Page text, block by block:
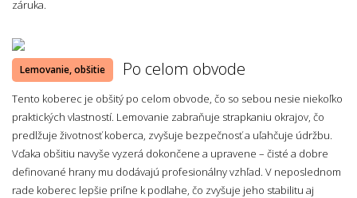
záruka.
Lemovanie, obšitie Po celom obvode
Tento koberec je obšitý po celom obvode, čo so sebou nesie niekoľko
praktických vlastností. Lemovanie zabraňuje strapkaniu okrajov, čo
predlžuje životnosť koberca, zvyšuje bezpečnosť a uľahčuje údržbu.
Vďaka obšitiu navyše vyzerá dokončene a upravene – čisté a dobre
definované hrany mu dodávajú profesionálny vzhľad. V neposlednom
rade koberec lepšie priľne k podlahe, čo zvyšuje jeho stabilitu aj